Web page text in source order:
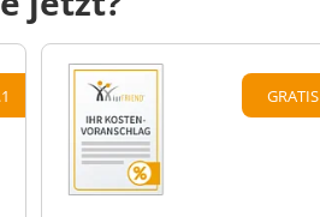
GRATIS